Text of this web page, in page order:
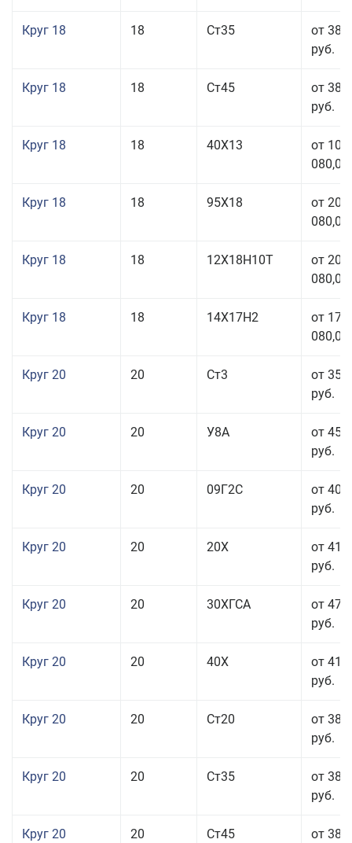
Круг 18 18 Ст35
от 38
руб.
Круг 18 18 Ст45
от 38
руб.
Круг 18 18 40Х13
от 103
080,00
Круг 18 18 95Х18
от 208
080,00
Круг 18 18 12Х18Н10Т
от 209
080,00
Круг 18 18 14Х17Н2
от 175
080,00
Круг 20 20 Ст3
от 35
руб.
Круг 20 20 У8А
от 45
руб.
Круг 20 20 09Г2С
от 40
руб.
Круг 20 20 20Х
от 41
руб.
Круг 20 20 30ХГСА
от 47
руб.
Круг 20 20 40Х
от 41
руб.
Круг 20 20 Ст20
от 38
руб.
Круг 20 20 Ст35
от 38
руб.
Круг 20 20 Ст45
от 38